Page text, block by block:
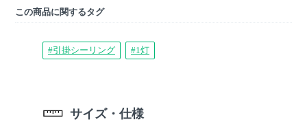
この商品に関するタグ
#引掛シーリング #1灯
サイズ・仕様